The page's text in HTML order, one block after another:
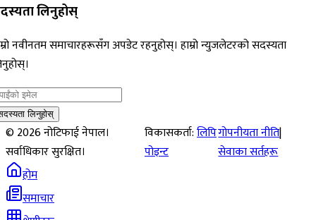
लिनुहोस्
नवीनतम समाचारहरूसँग अपडेट रहनुहोस्। हाम्रो न्युजलेटरको सदस्यता
लिनुहोस्
©2026नोटिफाई नेपाल।
सर्वाधिकार सुरक्षित।
विकासकर्ता:लिपि
पोइन्ट
गोपनीयता नीति|
सेवाका सर्तहरू
होम
समाचार